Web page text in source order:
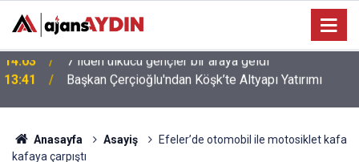
13:41 Başkan Çerçioğlu'ndan Köşk’te Altyapı Yatırımı
Anasayfa Asayiş
Efeler’de otomobil ile motosiklet kafa
kafaya çarpıştı